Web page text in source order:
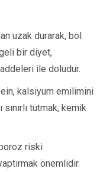
uzak durarak, bol
bir diyet,
ile doludur.
kalsiyum emilimini
tutmak, kemik
riski
önemlidir.